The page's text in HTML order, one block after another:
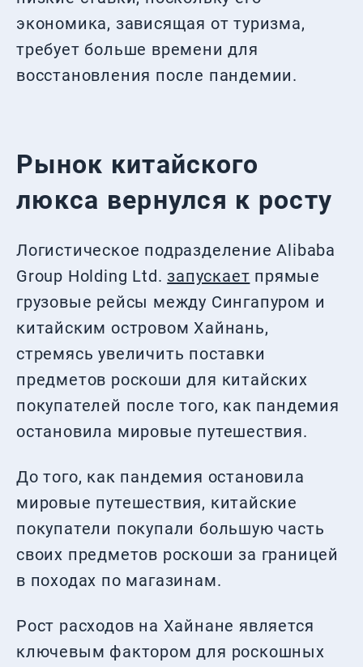
экономика, зависящая от туризма,
требует больше времени для
восстановления после пандемии.
Рынок китайского
люкса вернулся к росту
Логистическое подразделение Alibaba
Group Holding Ltd. запускает прямые
грузовые рейсы между Сингапуром и
китайским островом Хайнань,
стремясь увеличить поставки
предметов роскоши для китайских
покупателей после того, как пандемия
остановила мировые путешествия.
До того, как пандемия остановила
мировые путешествия, китайские
покупатели покупали большую часть
своих предметов роскоши за границей
в походах по магазинам.
Рост расходов на Хайнане является
ключевым фактором для роскошных